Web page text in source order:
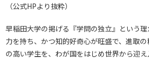
（公式HPより抜粋）
早稲田大学の掲げる『学問の独立』という
力を持ち、かつ知的好奇心が旺盛で、進取
の高い学生を、わが国をはじめ世界から迎え